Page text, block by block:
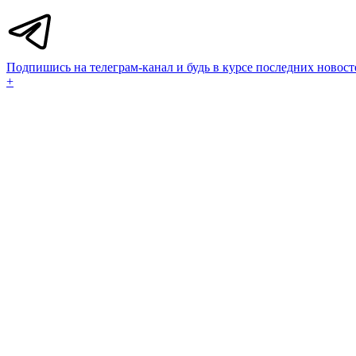
Подпишись на телеграм-канал и будь в курсе последних
+